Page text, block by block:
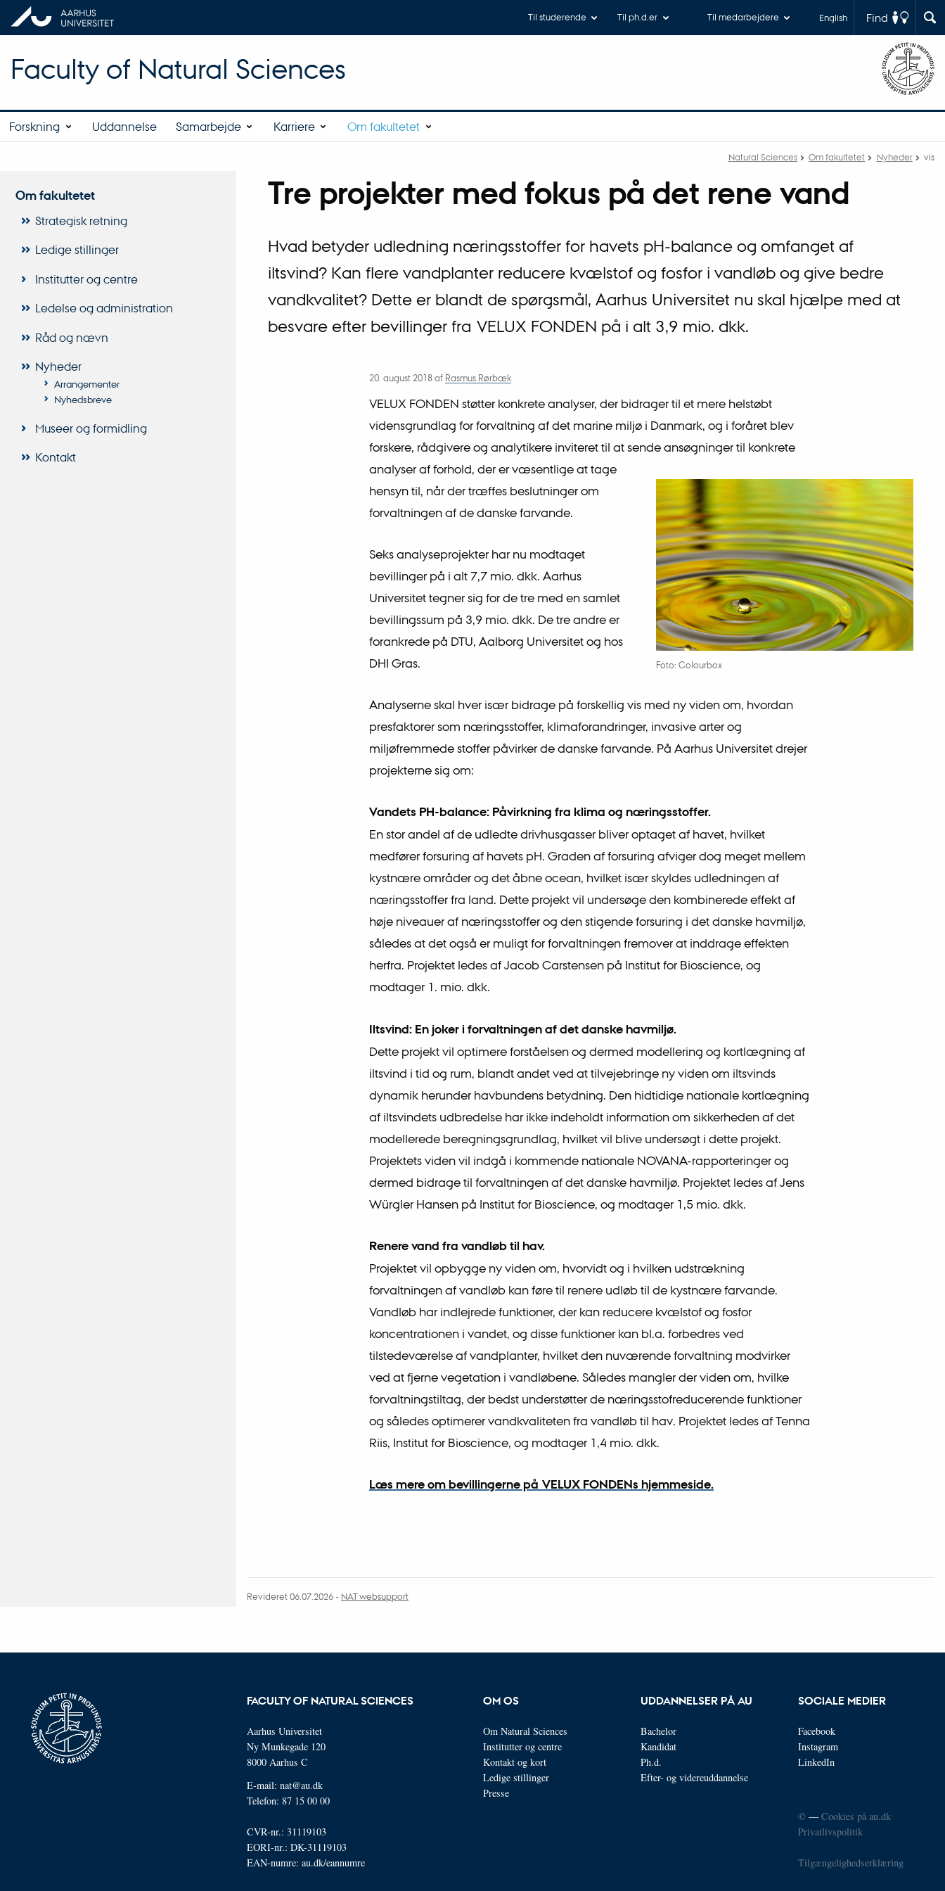
Find
English
Til studerende Til ph.d.er Til medarbejdere
Faculty of Natural Sciences
Forskning Uddannelse Samarbejde Karriere Om fakultetet
Natural Sciences Om fakultetet Nyheder vis
Om fakultetet
Strategisk retning
Ledige stillinger
Institutter og centre
Ledelse og administration
Råd og nævn
Nyheder
Arrangementer
Nyhedsbreve
Museer og formidling
Kontakt
Tre projekter med fokus på det rene vand
Hvad betyder udledning næringsstoffer for havets pH-balance og omfanget af
iltsvind? Kan flere vandplanter reducere kvælstof og fosfor i vandløb og give bedre
vandkvalitet? Dette er blandt de spørgsmål, Aarhus Universitet nu skal hjælpe med at
besvare efter bevillinger fra VELUX FONDEN på i alt 3,9 mio. dkk.
Foto: Colourbox
20. august 2018 af Rasmus Rørbæk
VELUX FONDEN støtter konkrete analyser, der bidrager til et mere helstøbt
vidensgrundlag for forvaltning af det marine miljø i Danmark, og i foråret blev
forskere, rådgivere og analytikere inviteret til at sende ansøgninger til konkrete
analyser af forhold, der er væsentlige at tage
hensyn til, når der træffes beslutninger om
forvaltningen af de danske farvande.
Seks analyseprojekter har nu modtaget
bevillinger på i alt 7,7 mio. dkk. Aarhus
Universitet tegner sig for de tre med en samlet
bevillingssum på 3,9 mio. dkk. De tre andre er
forankrede på DTU, Aalborg Universitet og hos
DHI Gras.
Analyserne skal hver især bidrage på forskellig vis med ny viden om, hvordan
presfaktorer som næringsstoffer, klimaforandringer, invasive arter og
miljøfremmede stoffer påvirker de danske farvande. På Aarhus Universitet drejer
projekterne sig om:
Vandets PH-balance: Påvirkning fra klima og næringsstoffer.
En stor andel af de udledte drivhusgasser bliver optaget af havet, hvilket
medfører forsuring af havets pH. Graden af forsuring afviger dog meget mellem
kystnære områder og det åbne ocean, hvilket især skyldes udledningen af
næringsstoffer fra land. Dette projekt vil undersøge den kombinerede effekt af
høje niveauer af næringsstoffer og den stigende forsuring i det danske havmiljø,
således at det også er muligt for forvaltningen fremover at inddrage effekten
herfra. Projektet ledes af Jacob Carstensen på Institut for Bioscience, og
modtager 1. mio. dkk.
Iltsvind: En joker i forvaltningen af det danske havmiljø.
Dette projekt vil optimere forståelsen og dermed modellering og kortlægning af
iltsvind i tid og rum, blandt andet ved at tilvejebringe ny viden om iltsvinds
dynamik herunder havbundens betydning. Den hidtidige nationale kortlægning
af iltsvindets udbredelse har ikke indeholdt information om sikkerheden af det
modellerede beregningsgrundlag, hvilket vil blive undersøgt i dette projekt.
Projektets viden vil indgå i kommende nationale NOVANA-rapporteringer og
dermed bidrage til forvaltningen af det danske havmiljø. Projektet ledes af Jens
Würgler Hansen på Institut for Bioscience, og modtager 1,5 mio. dkk.
Renere vand fra vandløb til hav.
Projektet vil opbygge ny viden om, hvorvidt og i hvilken udstrækning
forvaltningen af vandløb kan føre til renere udløb til de kystnære farvande.
Vandløb har indlejrede funktioner, der kan reducere kvælstof og fosfor
koncentrationen i vandet, og disse funktioner kan bl.a. forbedres ved
tilstedeværelse af vandplanter, hvilket den nuværende forvaltning modvirker
ved at fjerne vegetation i vandløbene. Således mangler der viden om, hvilke
forvaltningstiltag, der bedst understøtter de næringsstofreducerende funktioner
og således optimerer vandkvaliteten fra vandløb til hav. Projektet ledes af Tenna
Riis, Institut for Bioscience, og modtager 1,4 mio. dkk.
Læs mere om bevillingerne på VELUX FONDENs hjemmeside.
Revideret 06.07.2026- NAT websupport
FACULTY OF NATURAL SCIENCES
Aarhus Universitet
Ny Munkegade 120
8000 Aarhus C
E-mail: nat@au.dk
Telefon: 87 15 00 00
CVR-nr.: 31119103
EORI-nr.: DK-31119103
EAN-numre: au.dk/eannumre
OM OS
Om Natural Sciences
Institutter og centre
Kontakt og kort
Ledige stillinger
Presse
UDDANNELSER PÅ AU
Bachelor
Kandidat
Ph.d.
Efter- og videreuddannelse
SOCIALE MEDIER
Facebook
Instagram
LinkedIn
© —Cookies på au.dk
Privatlivspolitik
Tilgængelighedserklæring